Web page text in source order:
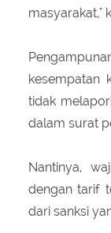
masyarakat,"
kesempatan
tidak
dalam surat
Nantinya,
dengan tarif
dari sanksi